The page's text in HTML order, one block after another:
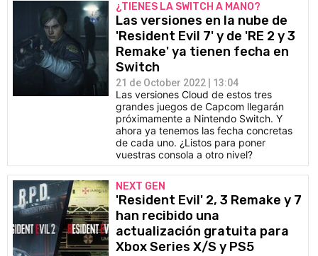
¿TIENES LA SWITCH A MANO?
Las versiones en la nube de
'Resident Evil 7' y de 'RE 2 y 3
Remake' ya tienen fecha en
Switch
21 de October 2022 | 13:04
Las versiones Cloud de estos tres
grandes juegos de Capcom llegarán
próximamente a Nintendo Switch. Y
ahora ya tenemos las fecha concretas
de cada uno. ¿Listos para poner
vuestras consola a otro nivel?
NEXT GEN
'Resident Evil' 2, 3 Remake y 7
han recibido una
actualización gratuita para
Xbox Series X/S y PS5